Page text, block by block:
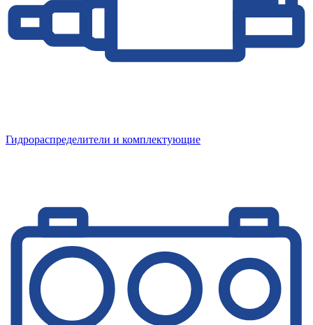
Гидрораспределители и комплектующие